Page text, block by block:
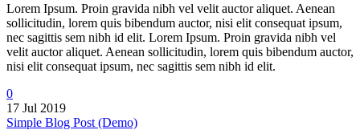
Lorem Ipsum. Proin gravida nibh vel velit auctor aliquet. Aenean
sollicitudin, lorem quis bibendum auctor, nisi elit consequat ipsum,
nec sagittis sem nibh id elit. Lorem Ipsum. Proin gravida nibh vel
velit auctor aliquet. Aenean sollicitudin, lorem quis bibendum auctor,
nisi elit consequat ipsum, nec sagittis sem nibh id elit.
0
17 Jul 2019
Simple Blog Post (Demo)